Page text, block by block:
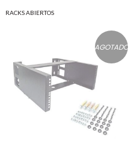
RACKS ABIERTOS
AGOTADO